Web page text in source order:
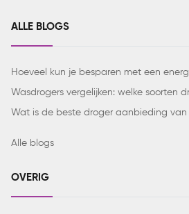
ALLE BLOGS
Hoeveel kun je besparen met een
Wasdrogers vergelijken: welke soorten
Wat is de beste droger aanbieding van
Alle blogs
OVERIG